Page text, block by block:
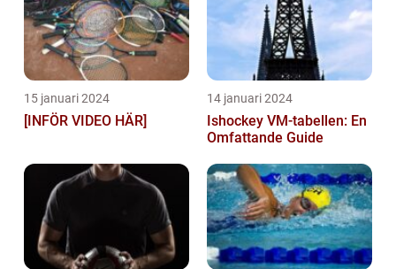
15 januari 2024
[INFÖR VIDEO HÄR]
14 januari 2024
Ishockey VM-tabellen: En
Omfattande Guide